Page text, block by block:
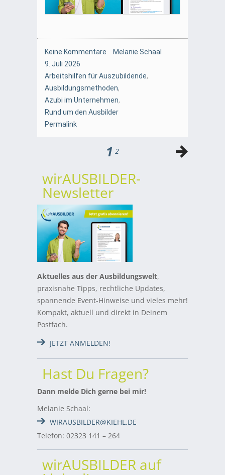
Keine Kommentare
Melanie Schaal
9. Juli 2026
Arbeitshilfen für Auszubildende,
Ausbildungsmethoden,
Azubi im Unternehmen,
Rund um den Ausbilder
Permalink
1 2
wirAUSBILDER-
Newsletter
Aktuelles aus der Ausbildungswelt,
praxisnahe Tipps, rechtliche Updates,
spannende Event-Hinweise und vieles mehr!
Kompakt, aktuell und direkt in Deinem
Postfach.
JETZT ANMELDEN!
Hast Du Fragen?
Dann melde Dich gerne bei mir!
Melanie Schaal:
WIRAUSBILDER@KIEHL.DE
Telefon: 02323 141 – 264
wirAUSBILDER auf